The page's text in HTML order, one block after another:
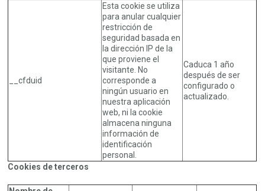
__cfduid
Esta cookie se utiliza
para anular cualquier
restricción de
seguridad basada en
la dirección IP de la
que proviene el
visitante. No
corresponde a
ningún usuario en
nuestra aplicación
web, ni la cookie
almacena ninguna
información de
identificación
personal.
Caduca 1 año
después de ser
configurado o
actualizado.
Cookies de terceros